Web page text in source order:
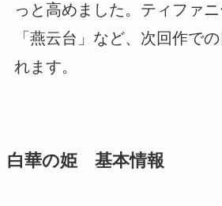
っと高めました。ティファ
「燕云台」など、次回作で
れます。
白華の姫 基本情報